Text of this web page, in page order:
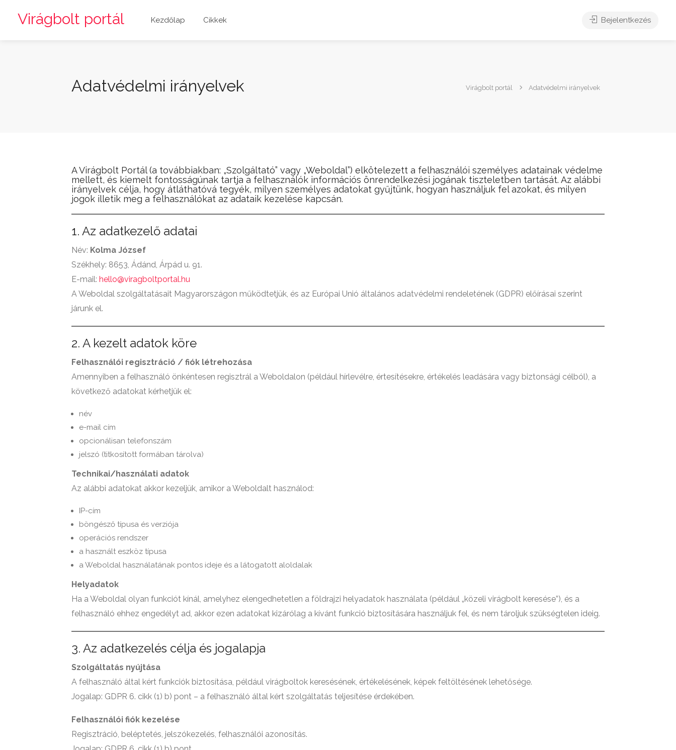
Virágbolt portál Kezdőlap Cikkek Bejelentkezés
Adatvédelmi irányelvek Virágbolt portál Adatvédelmi irányelvek
A Virágbolt Portál (a továbbiakban: „Szolgáltató” vagy „Weboldal”) elkötelezett a felhasználói személyes adatainak védelme
mellett, és kiemelt fontosságúnak tartja a felhasználók információs önrendelkezési jogának tiszteletben tartását. Az alábbi
irányelvek célja, hogy átláthatóvá tegyék, milyen személyes adatokat gyűjtünk, hogyan használjuk fel azokat, és milyen
jogok illetik meg a felhasználókat az adataik kezelése kapcsán.
1. Az adatkezelő adatai
Név: Kolma József
Székhely: 8653, Ádánd, Árpád u. 91.
E-mail: hello@viragboltportal.hu
A Weboldal szolgáltatásait Magyarországon működtetjük, és az Európai Unió általános adatvédelmi rendeletének (GDPR) előírásai szerint
járunk el.
2. A kezelt adatok köre
Felhasználói regisztráció / fiók létrehozása
Amennyiben a felhasználó önkéntesen regisztrál a Weboldalon (például hírlevélre, értesítésekre, értékelés leadására vagy biztonsági célból), a
következő adatokat kérhetjük el:
név
e-mail cím
opcionálisan telefonszám
jelszó (titkosított formában tárolva)
Technikai/használati adatok
Az alábbi adatokat akkor kezeljük, amikor a Weboldalt használod:
IP-cím
böngésző típusa és verziója
operációs rendszer
a használt eszköz típusa
a Weboldal használatának pontos ideje és a látogatott aloldalak
Helyadatok
Ha a Weboldal olyan funkciót kínál, amelyhez elengedhetetlen a földrajzi helyadatok használata (például „közeli virágbolt keresése”), és a
felhasználó ehhez engedélyt ad, akkor ezen adatokat kizárólag a kívánt funkció biztosítására használjuk fel, és nem tároljuk szükségtelen ideig.
3. Az adatkezelés célja és jogalapja
Szolgáltatás nyújtása
A felhasználó által kért funkciók biztosítása, például virágboltok keresésének, értékelésének, képek feltöltésének lehetősége.
Jogalap: GDPR 6. cikk (1) b) pont – a felhasználó által kért szolgáltatás teljesítése érdekében.
Felhasználói fiók kezelése
Regisztráció, beléptetés, jelszókezelés, felhasználói azonosítás.